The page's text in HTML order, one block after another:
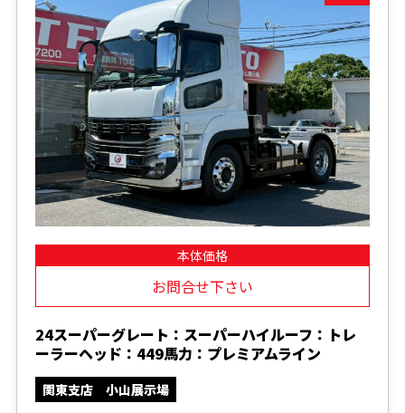
本体価格
お問合せ下さい
24スーパーグレート：スーパーハイルーフ：トレ
ーラーヘッド：449馬力：プレミアムライン
関東支店 小山展示場